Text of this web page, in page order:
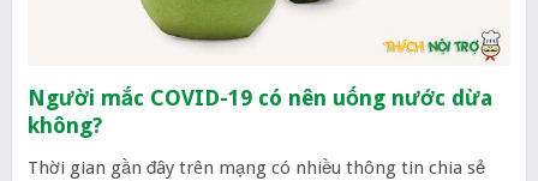
Người mắc COVID-19 có nên uống nước dừa
không?
Thời gian gần đây trên mạng có nhiều thông tin chia sẻ